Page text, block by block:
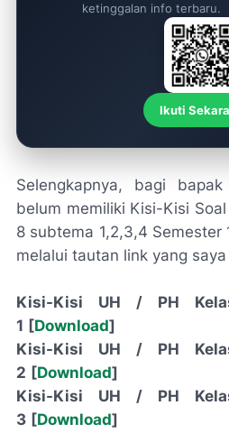
ketinggalan info terbaru.
Ikuti
Selengkapnya, bagi
belum memiliki Kisi-Kisi
8 subtema 1,2,3,4 Semester
melalui tautan link yang
Kisi-Kisi UH / PH
1 [Download]
Kisi-Kisi UH / PH
2 [Download]
Kisi-Kisi UH / PH
3 [Download]